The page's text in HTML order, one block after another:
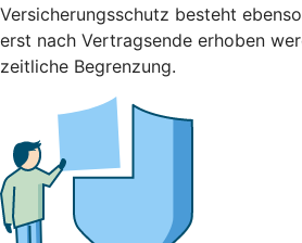
Versicherungsschutz besteht
erst nach Vertragsende erhoben
zeitliche Begrenzung.